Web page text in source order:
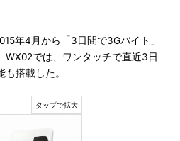
年4月から「3日間で3Gバイト」
WX02では、ワンタッチで直近3日
搭載した。